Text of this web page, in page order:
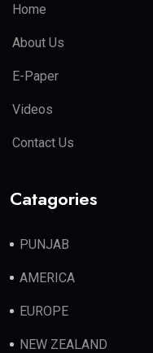
Home
About Us
E-Paper
Videos
Contact Us
Catagories
PUNJAB
AMERICA
EUROPE
NEW ZEALAND